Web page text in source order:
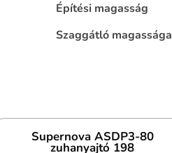
Építési magasság
Szaggátló magassága
Supernova ASDP3-80
zuhanyajtó 198